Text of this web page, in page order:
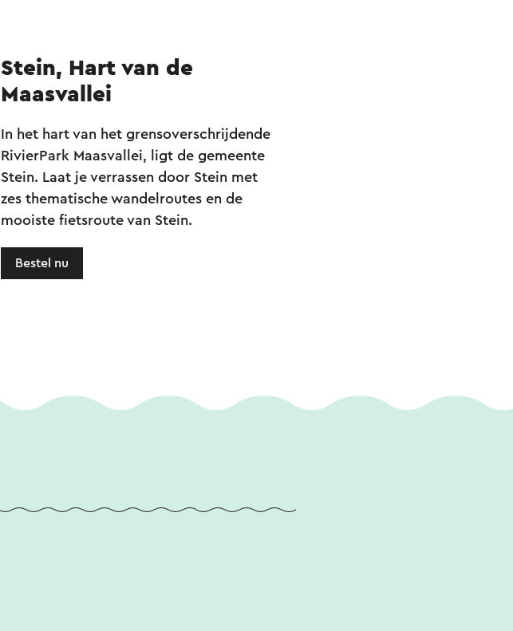
Stein, Hart van de
Maasvallei
In het hart van het grensoverschrijdende
RivierPark Maasvallei, ligt de gemeente
Stein. Laat je verrassen door Stein met
zes thematische wandelroutes en de
mooiste fietsroute van Stein.
Bestel nu